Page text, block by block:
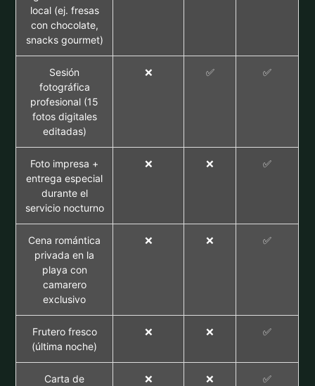
local (ej. fresas
con chocolate,
snacks gourmet)
Sesión
fotográfica
profesional (15
fotos digitales
editadas)
❌ ✅ ✅
Foto impresa +
entrega especial
durante el
servicio nocturno
❌ ❌ ✅
Cena romántica
privada en la
playa con
camarero
exclusivo
❌ ❌ ✅
Frutero fresco
(última noche)
❌ ❌ ✅
Carta de
❌ ❌ ✅